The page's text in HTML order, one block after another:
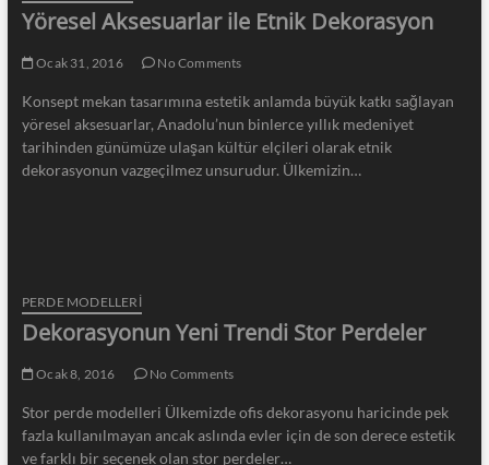
Yöresel Aksesuarlar ile Etnik Dekorasyon
Ocak 31, 2016 No Comments
Konsept mekan tasarımına estetik anlamda büyük katkı sağlayan
yöresel aksesuarlar, Anadolu’nun binlerce yıllık medeniyet
tarihinden günümüze ulaşan kültür elçileri olarak etnik
dekorasyonun vazgeçilmez unsurudur. Ülkemizin…
PERDE MODELLERI
Dekorasyonun Yeni Trendi Stor Perdeler
Ocak 8, 2016 No Comments
Stor perde modelleri Ülkemizde ofis dekorasyonu haricinde pek
fazla kullanılmayan ancak aslında evler için de son derece estetik
ve farklı bir seçenek olan stor perdeler…